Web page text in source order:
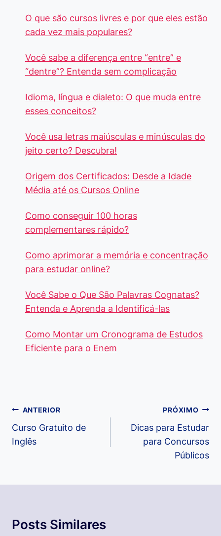
O que são cursos livres e por que eles estão
cada vez mais populares?
Você sabe a diferença entre “entre” e
“dentre”? Entenda sem complicação
Idioma, língua e dialeto: O que muda entre
esses conceitos?
Você usa letras maiúsculas e minúsculas do
jeito certo? Descubra!
Origem dos Certificados: Desde a Idade
Média até os Cursos Online
Como conseguir 100 horas
complementares rápido?
Como aprimorar a memória e concentração
para estudar online?
Você Sabe o Que São Palavras Cognatas?
Entenda e Aprenda a Identificá-las
Como Montar um Cronograma de Estudos
Eficiente para o Enem
Navegação
de
Post
ANTERIOR
Curso Gratuito de
Inglês
PRÓXIMO
Dicas para Estudar
para Concursos
Públicos
Posts Similares